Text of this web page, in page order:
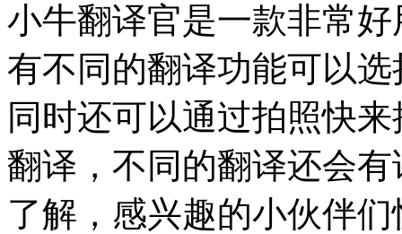
小牛翻译官是一款非常
有不同的翻译功能可以
同时还可以通过拍照快
翻译，不同的翻译还会
了解，感兴趣的小伙伴